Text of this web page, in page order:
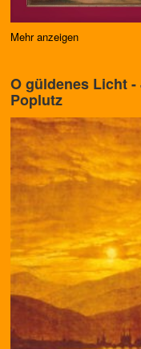
Mehr anzeigen
O güldenes Licht
Poplutz